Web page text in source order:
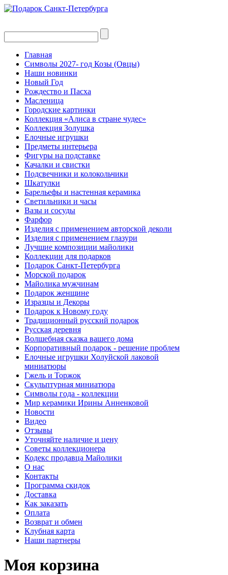
Главная
Символы 2027- год Козы (Овцы)
Наши новинки
Новый Год
Рождество и Пасха
Масленица
Городские картинки
Коллекция «Алиса в стране чудес»
Коллекция Золушка
Елочные игрушки
Предметы интерьера
Фигуры на подставке
Качалки и свистки
Подсвечники и колокольчики
Шкатулки
Барельефы и настенная керамика
Светильники и часы
Вазы и сосуды
Фарфор
Изделия с применением авторской деколи
Изделия с применением глазури
Лучшие композиции майолики
Коллекции для подарков
Подарок Санкт-Петербурга
Морской подарок
Майолика мужчинам
Подарок женщине
Изразцы и Декоры
Подарок к Новому году
Традиционный русский подарок
Русская деревня
Волшебная сказка вашего дома
Корпоративный подарок - решение проблем
Елочные игрушки Холуйской лаковой
миниатюры
Гжель и Торжок
Скульптурная миниатюра
Символы года - коллекции
Мир керамики Ирины Анненковой
Новости
Видео
Отзывы
Уточняйте наличие и цену
Советы коллекционера
Кодекс продавца Майолики
О нас
Контакты
Программа скидок
Доставка
Как заказать
Оплата
Возврат и обмен
Клубная карта
Наши партнеры
Моя корзина